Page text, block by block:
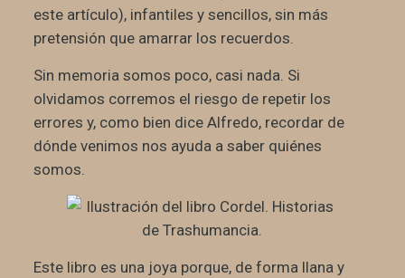
este artículo), infantiles y sencillos, sin más
pretensión que amarrar los recuerdos.
Sin memoria somos poco, casi nada. Si
olvidamos corremos el riesgo de repetir los
errores y, como bien dice Alfredo, recordar de
dónde venimos nos ayuda a saber quiénes
somos.
Este libro es una joya porque, de forma llana y